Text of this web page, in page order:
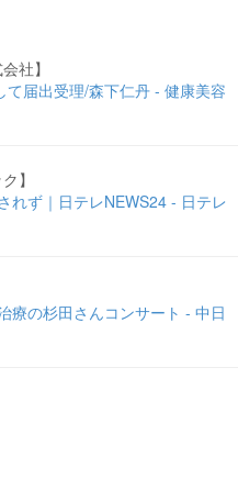
社】
て届出受理/森下仁丹 - 健康美容
】
れず｜日テレNEWS24 - 日テレ
療の杉田さんコンサート - 中日